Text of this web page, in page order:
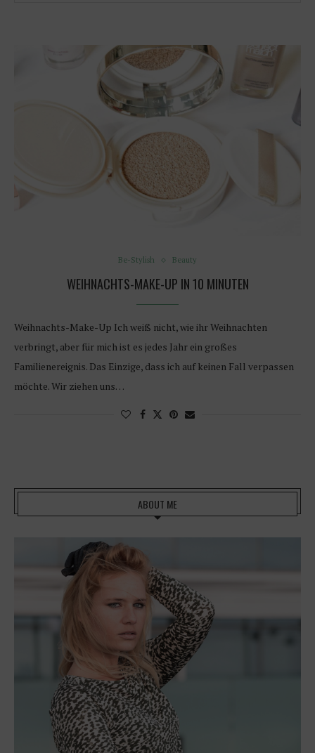
Be-Stylish Beauty
WEIHNACHTS-MAKE-UP IN 10 MINUTEN
Weihnachts-Make-Up Ich weiß nicht, wie ihr Weihnachten
verbringt, aber für mich ist es jedes Jahr ein großes
Familienereignis. Das Einzige, dass ich auf keinen Fall verpassen
möchte. Wir ziehen uns…
ABOUT ME